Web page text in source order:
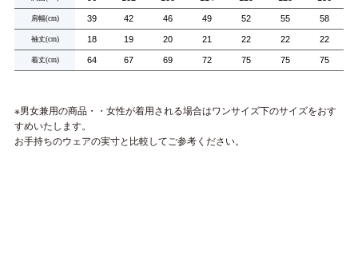
肩幅(cm) 39 42 46 49 52 55 58
袖丈(cm) 18 19 20 21 22 22 22
着丈(cm) 64 67 69 72 75 75 75
※男女兼用の商品・・女性が着用される場合はワンサイズ下のサイズをおす
すめいたします。
お手持ちのウェアの実寸と比較してご参考ください。